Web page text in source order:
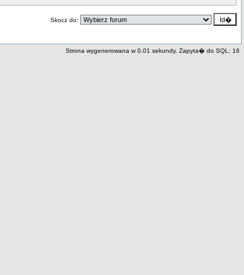
Skocz do:
Strona wygenerowana w 0.01 sekundy. Zapyta� do SQL: 16